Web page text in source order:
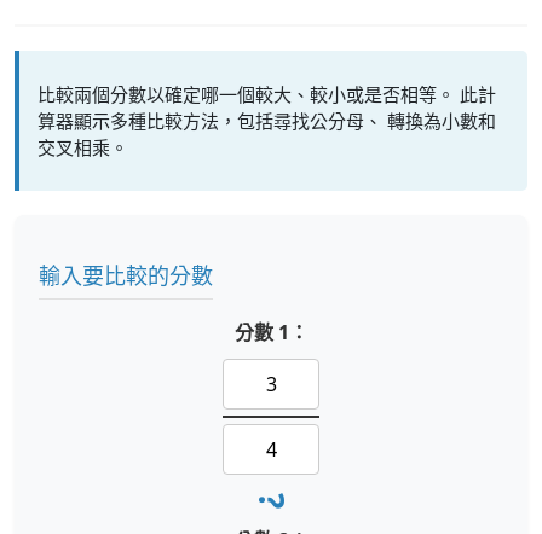
比較兩個分數以確定哪一個較大、較小或是否相等。 此計
算器顯示多種比較方法，包括尋找公分母、 轉換為小數和
交叉相乘。
輸入要比較的分數
分數 1：
?